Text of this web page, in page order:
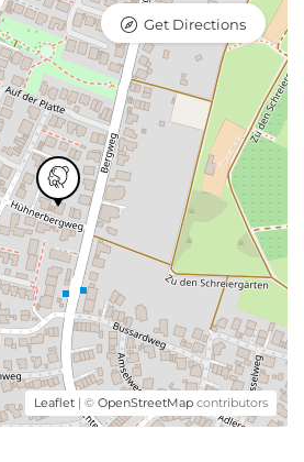
Leaflet | © OpenStreetMap contributors
Get Directions